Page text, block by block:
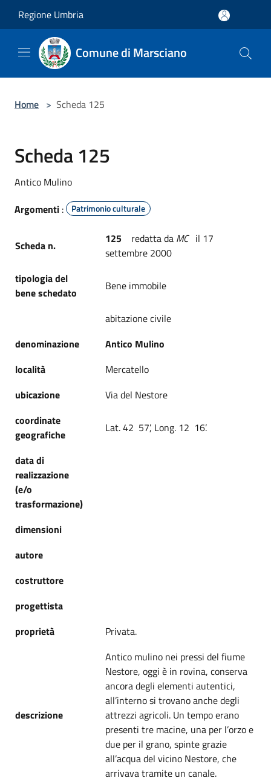
Regione Umbria
Comune di Marsciano
Home > Scheda 125
Scheda 125
Antico Mulino
Argomenti : Patrimonio culturale
Scheda n. 125 redatta da MC il 17
settembre 2000
tipologia del
bene schedato
Bene immobile
abitazione civile
denominazione
Antico Mulino
località
Mercatello
ubicazione
Via del Nestore
coordinate
geografiche
Lat. 42 57’, Long. 12 16’.
data di
realizzazione
(e/o
trasformazione)
dimensioni
autore
costruttore
progettista
proprietà
Privata.
descrizione
Antico mulino nei pressi del fiume
Nestore, oggi è in rovina, conserva
ancora degli elementi autentici,
all’interno si trovano anche degli
attrezzi agricoli. Un tempo erano
presenti tre macine, una per l’orzo e
due per il grano, spinte grazie
all’acqua del vicino Nestore, che
arrivava tramite un canale.